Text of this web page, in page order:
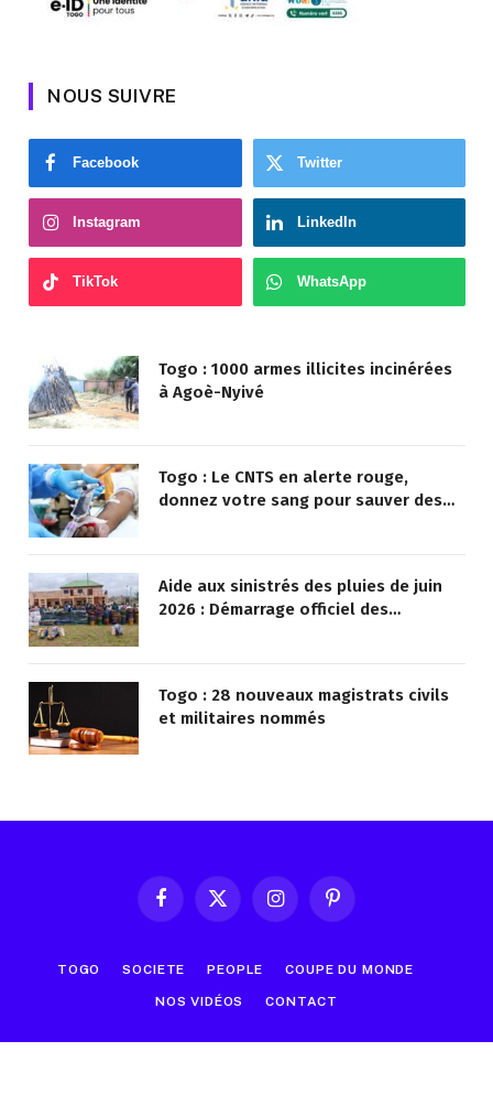
NOUS SUIVRE
Facebook Twitter
Instagram LinkedIn
TikTok WhatsApp
Togo : 1000 armes illicites incinérées
à Agoè-Nyivé
Togo : Le CNTS en alerte rouge,
donnez votre sang pour sauver des
Aide aux sinistrés des pluies de juin
2026 : Démarrage officiel des
Togo : 28 nouveaux magistrats civils
et militaires nommés
FacebookX
InstagramPinterest
TOGO SOCIETE PEOPLE COUPE DU MONDE
NOS VIDÉOS CONTACT